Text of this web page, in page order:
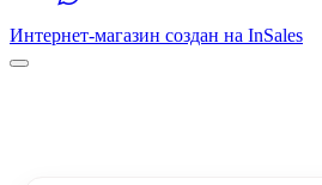
Интернет-магазин создан на InSales